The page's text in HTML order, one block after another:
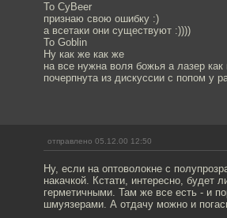
To CyBeer
признаю свою ошибку :)
а всетаки они существуют :))))
To Goblin
Ну как же как же
на все нужна воля божья а лазер
почерпнута из дискуссии с попом у
отправлено 05.12.00 12:50
Ну, если на оптоволокне с
накачкой. Кстати, интересно, будет
герметичными. Там же все есть - и
шмуязерами. А отдачу можно и